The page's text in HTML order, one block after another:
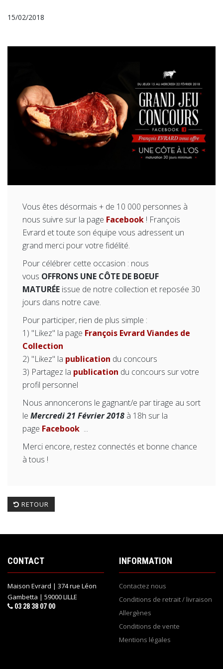
15/02/2018
Vous êtes désormais + de 10 000 personnes à
nous suivre sur la page Facebook ! François
Evrard et toute son équipe vous adressent un
grand merci pour votre fidélité.
Pour célébrer cette occasion : nous
vous OFFRONS UNE CÔTE DE BOEUF
MATURÉE issue de notre collection et reposée 30
jours dans notre cave.
Pour participer, rien de plus simple :
1) "Likez" la page François Evrard Viandes de
Collection
2) "Likez" la publication du concours
3) Partagez la publication du concours sur votre
profil personnel
Nous annoncerons le gagnant/e par tirage au sort
le Mercredi 21 Février 2018 à 18h sur la
page Facebook ...
Merci encore, restez connectés et bonne chance
à tous !
RETOUR
CONTACT
Maison Evrard | 374 rue Léon
Gambetta | 59000 LILLE
03 28 38 07 00
INFORMATION
Contactez nous
Conditions de retrait / livraison
Allergènes
Conditions de vente
Mentions légales